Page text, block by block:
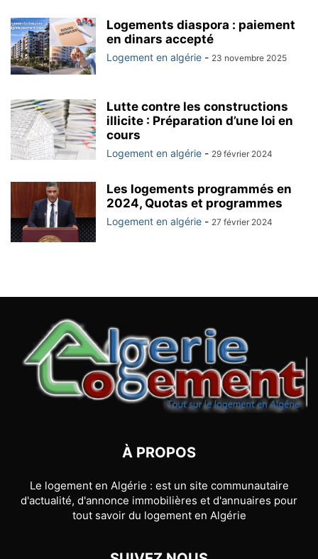
Logements diaspora : paiement
en dinars accepté
Logement en algérie - 23 novembre 2025
Lutte contre les constructions
illicite : Préparation d’une loi en
cours
Logement en algérie - 29 février 2024
Les logements programmés en
2024, Quotas et programmes
Logement en algérie - 27 février 2024
À PROPOS
Le logement en Algérie : est un site communautaire
d'actualité, d'annonce immobilières et d'annuaires pour
tout savoir du logement en Algérie